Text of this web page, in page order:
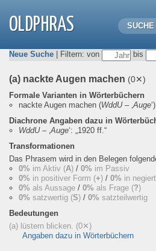
OLDPHRAS SUCHE
Neue Suche | Filtern: von bis
(a) nackte Augen machen (0✕)
Formale Varianten in Wörterbüchern
nackte Augen machen (WddU– ‚Auge
Diachrone Angaben dazu in
WddU– ‚Auge‘: „1920 ff.“
Transformationen
Das Phrasem wird in den Belegen
0% im Aktiv (A) / 0% im Passiv
0% in positiver Form (+) / 0% in
0% als Aussage / 0% als Frage (?)
0% satzwertig (S) / 0% satzteilwertig
Bedeutungen
(a) lüstern blicken. (0✕)
Angaben dazu in Wörterbüchern